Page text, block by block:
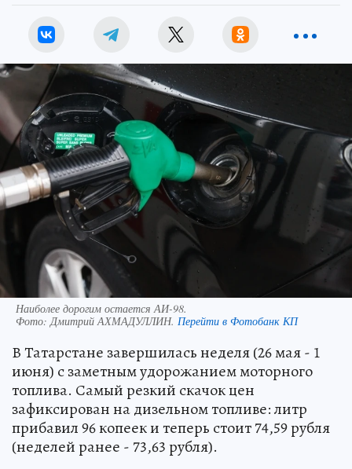
Наиболее дорогим остается АИ-98.
Фото: Дмитрий АХМАДУЛЛИН. Перейти в Фотобанк КП
В Татарстане завершилась неделя (26 мая - 1
июня) с заметным удорожанием моторного
топлива. Самый резкий скачок цен
зафиксирован на дизельном топливе: литр
прибавил 96 копеек и теперь стоит 74,59 рубля
(неделей ранее - 73,63 рубля).